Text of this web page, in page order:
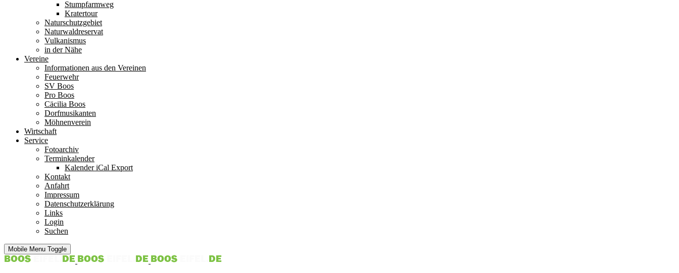
Stumpfarmweg
Kratertour
Naturschutzgebiet
Naturwaldreservat
Vulkanismus
in der Nähe
Vereine
Informationen aus den Vereinen
Feuerwehr
SV Boos
Pro Boos
Cäcilia Boos
Dorfmusikanten
Möhnenverein
Wirtschaft
Service
Fotoarchiv
Terminkalender
Kalender iCal Export
Kontakt
Anfahrt
Impressum
Datenschutzerklärung
Links
Login
Suchen
Mobile Menu Toggle